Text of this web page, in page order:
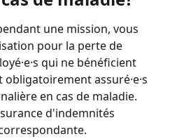
une mission, vous
pour la perte de
qui ne bénéficient
assuré⸱e⸱s
en cas de maladie.
d'indemnités